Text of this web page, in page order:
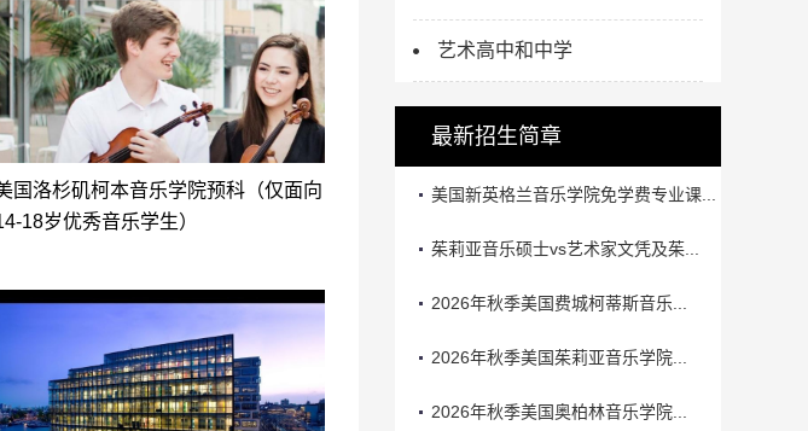
国洛杉矶柯本音乐学院预科（仅面向
18岁优秀音乐学生）
艺术高中和中学
最新招生简章
美国新英格兰音乐学院免学费专业课...
茱莉亚音乐硕士vs艺术家文凭及茱...
2026年秋季美国费城柯蒂斯音乐...
2026年秋季美国茱莉亚音乐学院...
2026年秋季美国奥柏林音乐学院...